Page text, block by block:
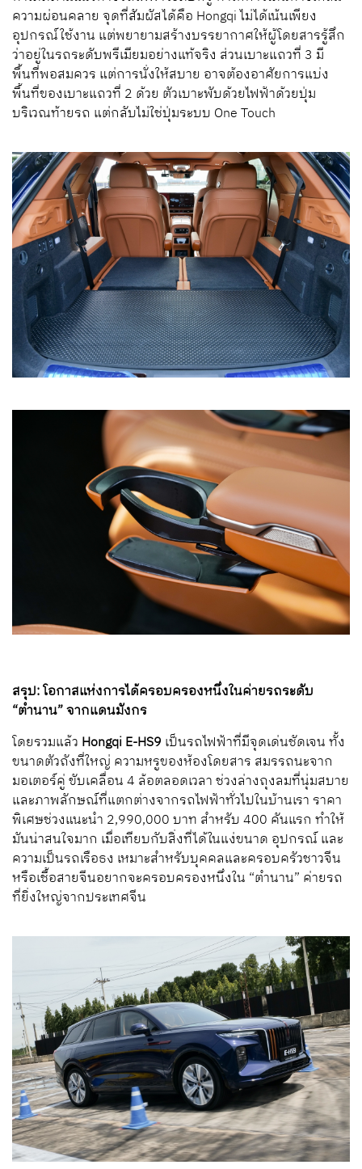
ความผ่อนคลาย จุดที่สัมผัสได้คือ Hongqiไม่ได้เน้นเพียง
อุปกรณ์ใช้งาน แต่พยายามสร้างบรรยากาศให้ผู้โดยสารรู้สึก
ว่าอยู่ในรถระดับพรีเมียมอย่างแท้จริง ส่วนเบาะแถวที่ 3 มี
พื้นที่พอสมควร แต่การนั่งให้สบาย อาจต้องอาศัยการแบ่ง
พื้นที่ของเบาะแถวที่ 2 ด้วย ตัวเบาะพับด้วยไฟฟ้าด้วยปุ่ม
บริเวณท้ายรถ แต่กลับไม่ใช่ปุ่มระบบ One Touch
สรุป:โอกาสแห่งการได้ครอบครองหนึ่งในค่ายรถระดับ
“ตำนาน” จากแดนมังกร
โดยรวมแล้ว Hongqi E-HS9 เป็นรถไฟฟ้าที่มีจุดเด่นชัดเจน ทั้ง
ขนาดตัวถังที่ใหญ่ ความหรูของห้องโดยสาร สมรรถนะจาก
มอเตอร์คู่ ขับเคลื่อน 4 ล้อตลอดเวลา ช่วงล่างถุงลมที่นุ่มสบาย
และภาพลักษณ์ที่แตกต่างจากรถไฟฟ้าทั่วไปในบ้านเรา ราคา
พิเศษช่วงแนะนำ 2,990,000 บาท สำหรับ 400 คันแรก ทำให้
มันน่าสนใจมาก เมื่อเทียบกับสิ่งที่ได้ในแง่ขนาด อุปกรณ์ และ
ความเป็นรถเรือธง เหมาะสำหรับบุคคลและครอบครัวชาวจีน
หรือเชื้อสายจีนอยากจะครอบครองหนึ่งใน “ตำนาน” ค่ายรถ
ที่ยิ่งใหญ่จากประเทศจีน